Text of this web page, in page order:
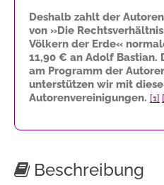
Deshalb zahlt der
von »Die
Völkern der Erde«
11,90 € an Adolf Bastian.
am Programm der
unterstützen wir mit
Autorenvereinigungen. [1]
Beschreibung